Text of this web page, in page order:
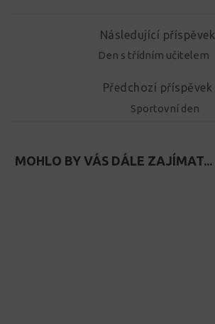
Následující příspěvek
Den s třídním učitelem
Předchozí příspěvek
Sportovní den
MOHLO BY VÁS DÁLE ZAJÍMAT...